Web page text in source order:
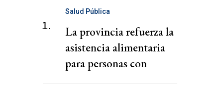
1.
Salud Pública
La provincia refuerza la
asistencia alimentaria
para personas con